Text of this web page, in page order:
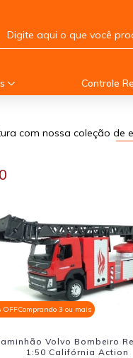
Controle
com nossa coleção
OFFComprando 3 ou mais
Volvo Bombeiro
1:50 Califórnia Action